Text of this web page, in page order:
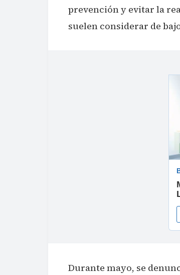
prevención y evitar la
suelen considerar de
Durante mayo, se